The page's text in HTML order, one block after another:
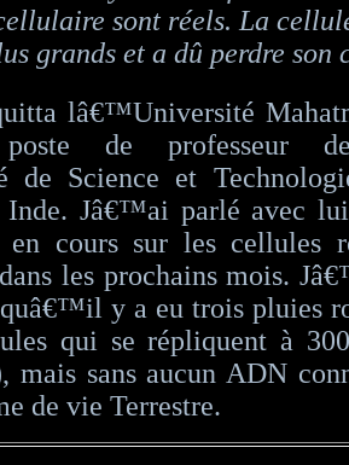
sont réels. La
grands et a dû perdre son
lâ€™Université
de professeur
de Science et
Jâ€™ai parlé avec
en cours sur les cellules
les prochains mois.
y a eu trois pluies
qui se répliquent à
mais sans aucun ADN
de vie Terrestre.